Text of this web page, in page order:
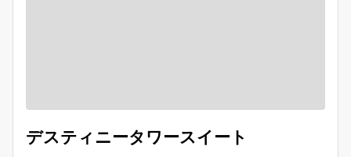
デスティニータワースイート